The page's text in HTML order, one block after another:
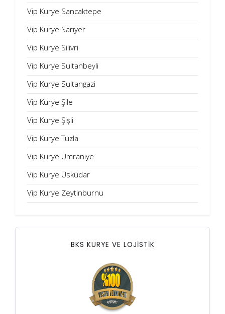
Vip Kurye Sancaktepe
Vip Kurye Sarıyer
Vip Kurye Silivri
Vip Kurye Sultanbeyli
Vip Kurye Sultangazi
Vip Kurye Şile
Vip Kurye Şişli
Vip Kurye Tuzla
Vip Kurye Ümraniye
Vip Kurye Üsküdar
Vip Kurye Zeytinburnu
BKS KURYE VE LOJİSTİK